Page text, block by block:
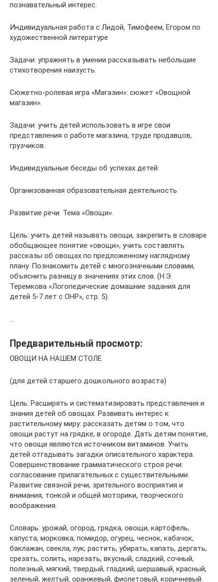
познавательный интерес.
Индивидуальная работа с Лидой, Тимофеем, Егором по
художественной литературе
Задачи: упражнять в умении рассказывать небольшие
стихотворения наизусть.
Сюжетно-ролевая игра «Магазин»: сюжет «Овощной
магазин».
Задачи: учить детей использовать в игре свои
представления о работе магазина, труде продавцов,
грузчиков.
Индивидуальные беседы об успехах детей.
Организованная образовательная деятельность
Развитие речи. Тема «Овощи».
Цель: учить детей называть овощи, закрепить в словаре
обобщающее понятие «овощи», учить составлять
рассказы об овощах по предложенному наглядному
плану. Познакомить детей с многозначными словами,
объяснить разницу в значениях этих слов. (Н.Э.
Теремкова «Логопедические домашние задания для
детей 5-7 лет с ОНР», стр. 5).
…
Предварительный просмотр:
ОВОЩИ НА НАШЕМ СТОЛЕ
(для детей старшего дошкольного возраста)
Цель: Расширять и систематизировать представления и
знания детей об овощах. Развивать интерес к
растительному миру: рассказать детям о том, что
овощи растут на грядке, в огороде. Дать детям понятие,
что овощи являются источником витаминов. Учить
детей отгадывать загадки описательного характера.
Совершенствование грамматического строя речи:
согласование прилагательных с существительными.
Развитие связной речи, зрительного восприятия и
внимания, тонкой и общей моторики, творческого
воображения.
Словарь: урожай, огород, грядка, овощи, картофель,
капуста, морковка, помидор, огурец, чеснок, кабачок,
баклажан, свекла, лук; растить, убирать, капать, дергать,
срезать, солить, нарезать; вкусный, сладкий, сочный,
полезный, мягкий, твердый, гладкий, шершавый, красный,
зеленый, желтый, оранжевый, фиолетовый, коричневый.